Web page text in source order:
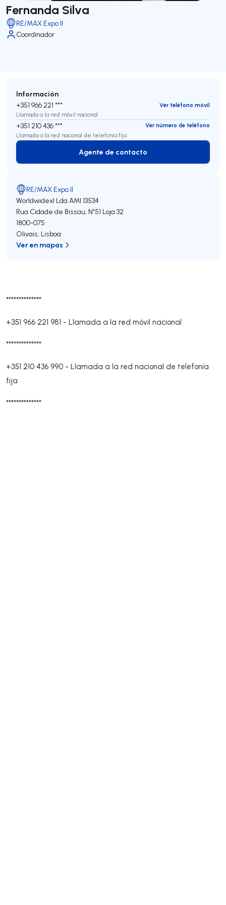
Fernanda Silva
RE/MAX Expo II
Coordinador
**************
+351 966 221 981 - Llamada a la red móvil nacional
**************
+351 210 436 990 - Llamada a la red nacional de telefonía
fija
**************
Información
+351 966 221 ***
Ver teléfono móvil
Llamada a la red móvil nacional
+351 210 436 ***
Ver número de teléfono
Llamada a la red nacional de telefonía fija
Agente de contacto
Agente de contacto
RE/MAX Expo II
Worldwidexl Lda AMI 13534
Rua Cidade de Bissau, Nº51 Loja 32
1800-075
Olivais, Lisboa
Ver en mapas